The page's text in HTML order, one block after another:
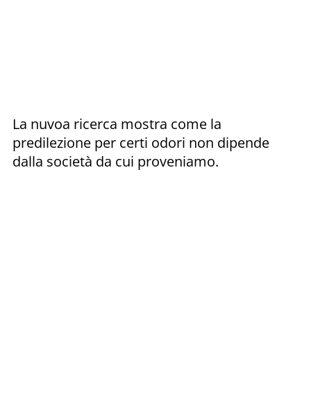
La nuvoa ricerca mostra come la
predilezione per certi odori non dipende
dalla società da cui proveniamo.